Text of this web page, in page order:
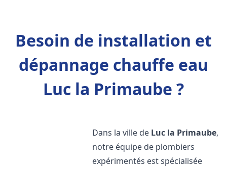
Besoin de installation et
dépannage chauffe eau
Luc la Primaube ?
Dans la ville de Luc la Primaube,
notre équipe de plombiers
expérimentés est spécialisée